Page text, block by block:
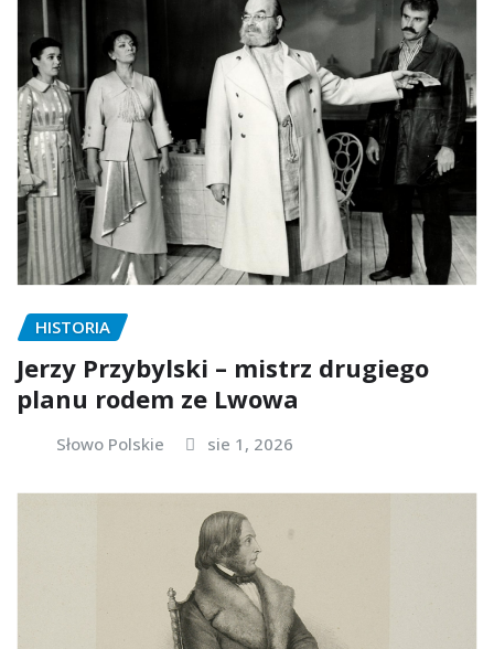
HISTORIA
Jerzy Przybylski – mistrz drugiego
planu rodem ze Lwowa
Słowo Polskie sie 1, 2026